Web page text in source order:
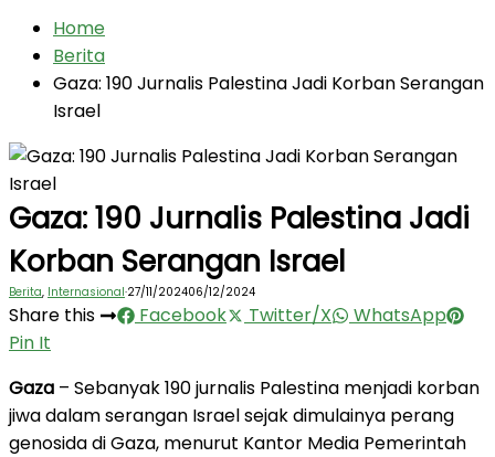
Home
Berita
Gaza: 190 Jurnalis Palestina Jadi Korban Serangan
Israel
Gaza: 190 Jurnalis Palestina Jadi
Korban Serangan Israel
Berita, Internasional·27/11/202406/12/2024
Share this Facebook Twitter/X
WhatsApp
Pin It
Gaza – Sebanyak 190 jurnalis Palestina menjadi korban
jiwa dalam serangan Israel sejak dimulainya perang
genosida di Gaza, menurut Kantor Media Pemerintah